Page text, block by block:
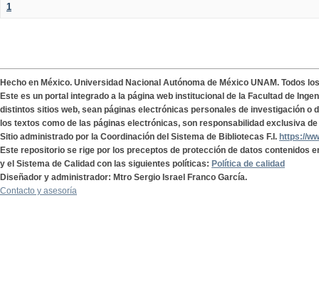
1
Hecho en México. Universidad Nacional Autónoma de México UNAM. Todos
Este es un portal integrado a la página web institucional de la Facultad de
distintos sitios web, sean páginas electrónicas personales de investigación o
los textos como de las páginas electrónicas, son responsabilidad exclusiva
Sitio administrado por la Coordinación del Sistema de Bibliotecas F.I. https://
Este repositorio se rige por los preceptos de protección de datos contenidos
y el Sistema de Calidad con las siguientes políticas: Política de calidad
Diseñador y administrador: Mtro Sergio Israel Franco García.
Contacto y asesoría